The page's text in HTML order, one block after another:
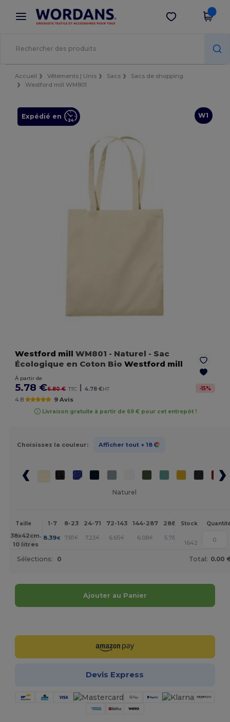
× Appli Wordans
Meilleurs prix sur l’app !
Obtenir l'appli
Accueil Vêtements | Unis Sacs
Sacs de shopping
Westford mill WM801
W1
Expédié en
Westford mill WM801 - Naturel - Sac
Écologique en Coton BioWestford mill
À partir de
5.78 €6.80 € TTC | 4.78 €HT -15%
4.8 9 Avis
Livraison gratuite à partir de 69 € pour cet entrepôt !
Choisissez la couleur: Afficher tout + 18
Naturel
Taille 1-7 8-23 24-71 72-143 144-287 288 + Plus
Stock
38x42cm.
10 litres
8.39€ 7.81 € 7.23€ 6.65€ 6.08€ 5.78 +
1642
Sélections: 0 Total: 0.00
Ajouter au Panier
Devis Express